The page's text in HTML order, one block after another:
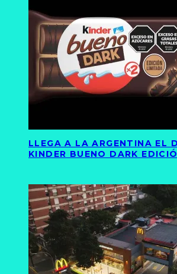
LLEGA A LA ARGENTINA EL
KINDER BUENO DARK